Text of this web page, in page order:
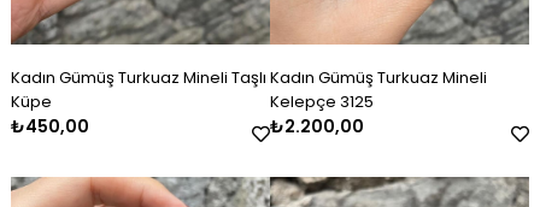
Kadın Gümüş Turkuaz Mineli Taşlı
Küpe
₺450,00
Kadın Gümüş Turkuaz Mineli
Kelepçe 3125
₺2.200,00